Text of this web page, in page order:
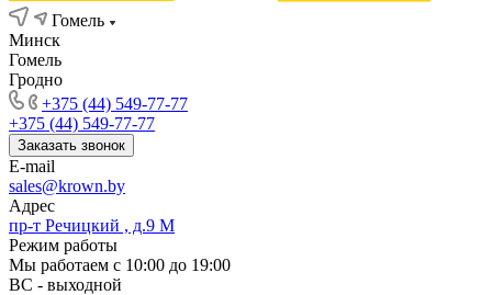
Гомель
Минск
Гомель
Гродно
+375 (44) 549-77-77
+375 (44) 549-77-77
Заказать звонок
E-mail
sales@krown.by
Адрес
пр-т Речицкий , д.9 М
Режим работы
Мы работаем с 10:00 до 19:00
ВС - выходной